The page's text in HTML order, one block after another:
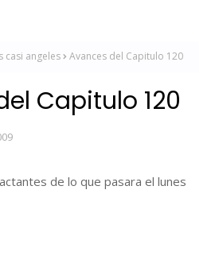
casi angeles Avances del Capitulo 120
Capitulo 120
de lo que pasara el lunes